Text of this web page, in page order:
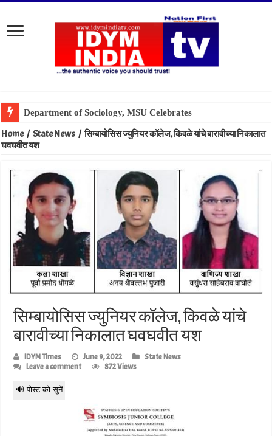
Home / State News / सिम्बायोसिस ज्युनियर कॉलेज, किवळे यांचे बारावीच्या निकालात
घवघवीत यश
सिम्बायोसिस ज्युनियर कॉलेज, किवळे यांचे
बारावीच्या निकालात घवघवीत यश
IDYM Times June 9, 2022
State News
Leave a comment
872 Views
🔊 पोस्ट को सुनें